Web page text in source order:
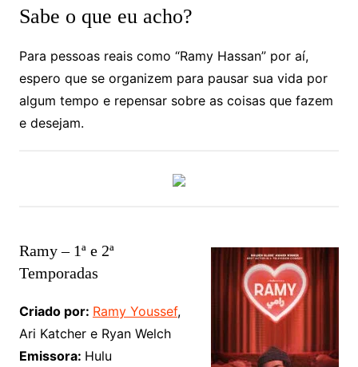
Sabe o que eu acho?
Para pessoas reais como “Ramy Hassan” por aí,
espero que se organizem para pausar sua vida por
algum tempo e repensar sobre as coisas que fazem
e desejam.
Ramy – 1ª e 2ª
Temporadas
Criado por: Ramy Youssef,
Ari Katcher e Ryan Welch
Emissora: Hulu